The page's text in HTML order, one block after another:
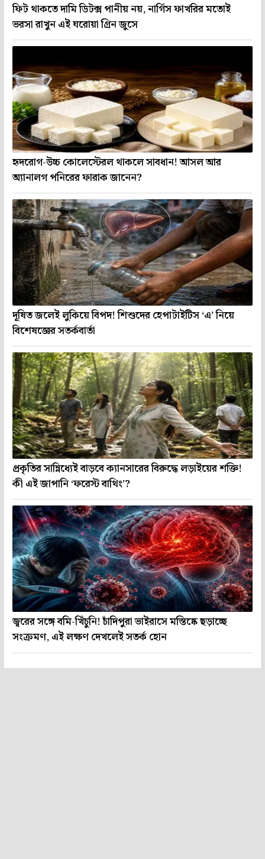
ফিট থাকতে দামি ডিটক্স পানীয় নয়, নার্গিস ফাখরির মতোই
ভরসা রাখুন এই ঘরোয়া গ্রিন জুসে
হৃদরোগ-উচ্চ কোলেস্টেরল থাকলে সাবধান! আসল আর
অ্যানালগ পনিরের ফারাক জানেন?
দূষিত জলেই লুকিয়ে বিপদ! শিশুদের হেপাটাইটিস ‘এ’ নিয়ে
বিশেষজ্ঞের সতর্কবার্তা
প্রকৃতির সান্নিধ্যেই বাড়বে ক্যানসারের বিরুদ্ধে লড়াইয়ের শক্তি!
কী এই জাপানি ‘ফরেস্ট বাথিং’?
জ্বরের সঙ্গে বমি-খিঁচুনি! চাঁদিপুরা ভাইরাসে মস্তিষ্কে ছড়াচ্ছে
সংক্রমণ, এই লক্ষণ দেখলেই সতর্ক হোন